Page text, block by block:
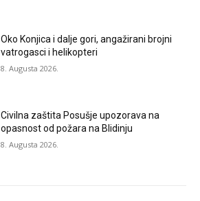
Oko Konjica i dalje gori, angažirani brojni
vatrogasci i helikopteri
8. Augusta 2026.
Civilna zaštita Posušje upozorava na
opasnost od požara na Blidinju
8. Augusta 2026.